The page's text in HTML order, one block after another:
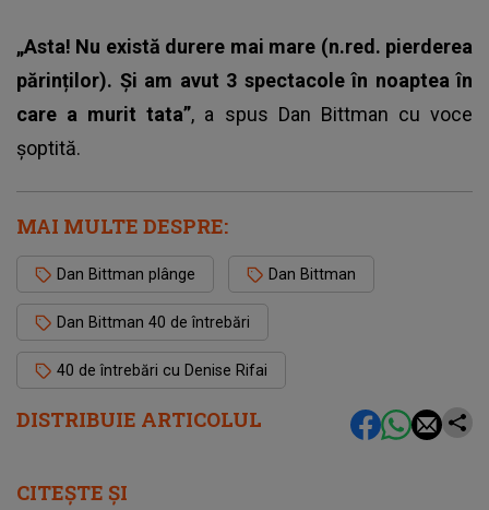
DISTRIBUIE ARTICOLUL
„Asta! Nu există durere mai mare (n.red. pierderea
părinților). Și am avut 3 spectacole în noaptea în
care a murit tata”, a spus Dan Bittman cu voce
șoptită.
MAI MULTE DESPRE:
Dan Bittman plânge Dan Bittman
Dan Bittman 40 de întrebări
40 de întrebări cu Denise Rifai
CITEȘTE ȘI